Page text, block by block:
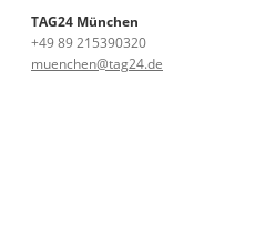
TAG24 München
+49 89 215390320
muenchen@tag24.de